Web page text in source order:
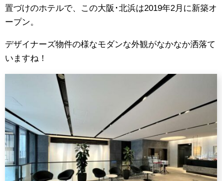
置づけのホテルで、この大阪･北浜は2019年2月に新築オ
ープン。
デザイナーズ物件の様なモダンな外観がなかなか洒落て
いますね！